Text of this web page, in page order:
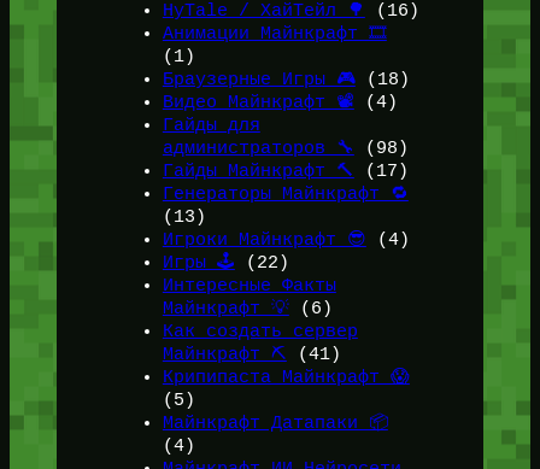
HyTale / ХайТейл 🌳
(16)
Анимации Майнкрафт 🎞️
(1)
Браузерные Игры 🎮(18)
Видео Майнкрафт 📽️ (4)
Гайды для
администраторов 🔧
(98)
Гайды Майнкрафт 🔨
(17)
Генераторы Майнкрафт 🔁
(13)
Игроки Майнкрафт 😎 (4)
Игры 🕹️ (22)
Интересные Факты
Майнкрафт 💡(6)
Как создать сервер
Майнкрафт ⛏️ (41)
Крипипаста Майнкрафт 😱
(5)
Майнкрафт Датапаки 📦
(4)